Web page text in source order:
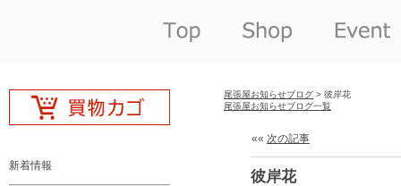
新着情報
尾張屋お知らせブログ > 彼岸花
尾張屋お知らせブログ一覧
«« 次の記事
彼岸花